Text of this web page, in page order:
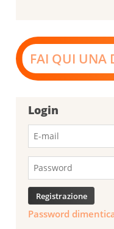
FAI QUI UNA
Login
Password